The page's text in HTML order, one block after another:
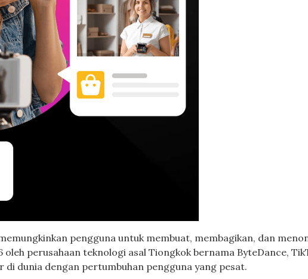
pengguna untuk membuat, membagikan, dan
oleh perusahaan teknologi asal Tiongkok bernama ByteDance,
dunia dengan pertumbuhan pengguna yang pesat.